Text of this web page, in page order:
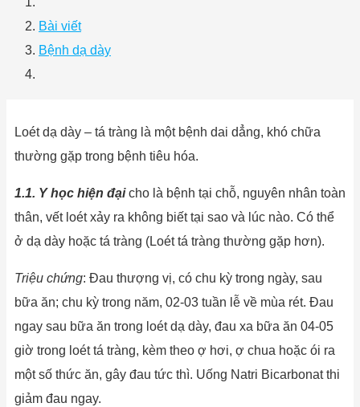
Bài viết
Bệnh dạ dày
Loét dạ dày – tá tràng là một bệnh dai dẳng, khó chữa
thường gặp trong bệnh tiêu hóa.
1.1. Y học hiện đạicho là bệnh tại chỗ, nguyên nhân toàn
thân, vết loét xảy ra không biết tại sao và lúc nào. Có thể
ở dạ dày hoặc tá tràng (Loét tá tràng thường gặp hơn).
Triệu chứng: Đau thượng vị, có chu kỳ trong ngày, sau
bữa ăn; chu kỳ trong năm, 02-03 tuần lễ về mùa rét. Đau
ngay sau bữa ăn trong loét dạ dày, đau xa bữa ăn 04-05
giờ trong loét tá tràng, kèm theo ợ hơi, ợ chua hoặc ói ra
một số thức ăn, gây đau tức thì. Uống Natri Bicarbonat thi
giảm đau ngay.